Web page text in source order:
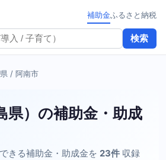
検索
補助金ふるさと納税
/ 阿南市
県）の補助金・助成
きる補助金・助成金を 23件 収録